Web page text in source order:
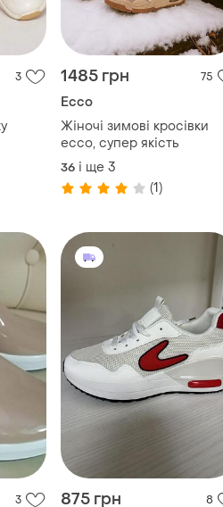
Жіночі зимові кросівки
ecco, супер якість
36 і ще 3
875 грн 8
Жіночі кросівки / кросівки
весна
35 і ще 6